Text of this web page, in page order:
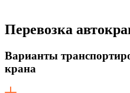
Перевозка
Варианты
крана